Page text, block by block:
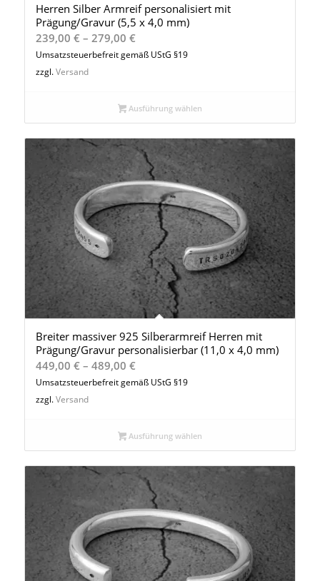
Herren Silber Armreif personalisiert mit
Prägung/Gravur (5,5 x 4,0 mm)
239,00 € – 279,00 €Preisspanne:
239,00 €
Umsatzsteuerbefreit gemäß UStG §19
zzgl.Versand
Ausführung wählen
Breiter massiver 925 Silberarmreif Herren mit
Prägung/Gravur personalisierbar (11,0 x 4,0 mm)
449,00 € – 489,00 €Preisspanne:
449,00 €
Umsatzsteuerbefreit gemäß UStG §19
zzgl.Versand
Ausführung wählen